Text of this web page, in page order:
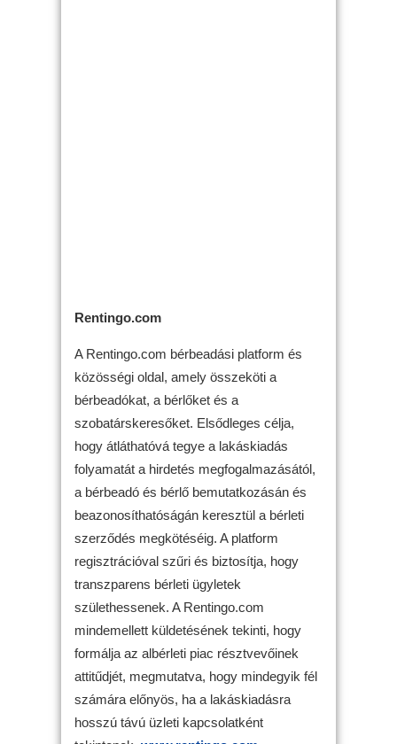
Rentingo.com
A Rentingo.com bérbeadási platform és
közösségi oldal, amely összeköti a
bérbeadókat, a bérlőket és a
szobatárskeresőket. Elsődleges célja,
hogy átláthatóvá tegye a lakáskiadás
folyamatát a hirdetés megfogalmazásától,
a bérbeadó és bérlő bemutatkozásán és
beazonosíthatóságán keresztül a bérleti
szerződés megkötéséig. A platform
regisztrációval szűri és biztosítja, hogy
transzparens bérleti ügyletek
születhessenek. A Rentingo.com
mindemellett küldetésének tekinti, hogy
formálja az albérleti piac résztvevőinek
attitűdjét, megmutatva, hogy mindegyik fél
számára előnyös, ha a lakáskiadásra
hosszú távú üzleti kapcsolatként